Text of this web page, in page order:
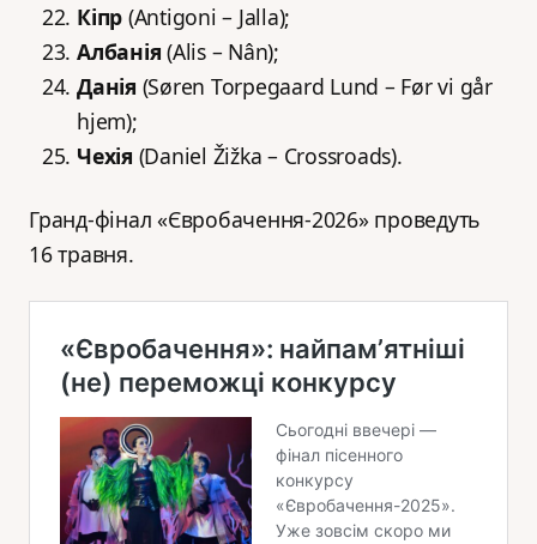
Кіпр (Antigoni – Jalla);
Албанія (Alis – Nân);
Данія (Søren Torpegaard Lund – Før vi går
hjem);
Чехія (Daniel Žižka – Crossroads).
Гранд-фінал «Євробачення-2026» проведуть
16 травня.